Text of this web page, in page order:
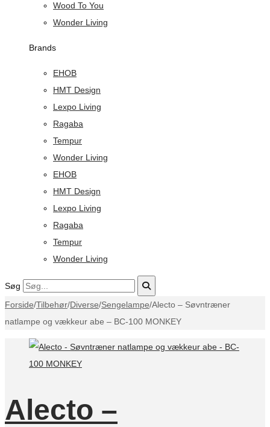
Wood To You
Wonder Living
Brands
EHOB
HMT Design
Lexpo Living
Ragaba
Tempur
Wonder Living
EHOB
HMT Design
Lexpo Living
Ragaba
Tempur
Wonder Living
Søg
Forside/Tilbehør/Diverse/Sengelampe/Alecto – Søvntræner
natlampe og vækkeur abe – BC-100 MONKEY
Alecto –